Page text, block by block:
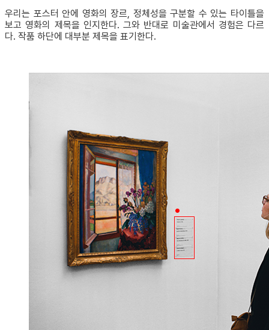
우리는 포스터 안에 영화의 장르, 정체성을 구분할 수 있는 타이틀을
보고 영화의 제목을 인지한다. 그와 반대로 미술관에서 경험은 다르
다. 작품 하단에 대부분 제목을 표기한다.